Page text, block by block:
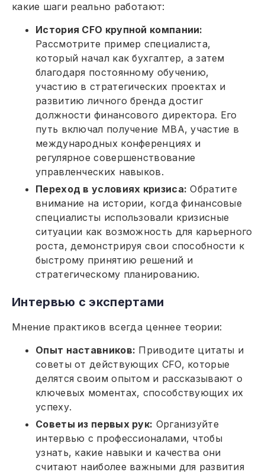
какие шаги реально работают:
История CFO крупной компании:
Рассмотрите пример специалиста,
который начал как бухгалтер, а затем
благодаря постоянному обучению,
участию в стратегических проектах и
развитию личного бренда достиг
должности финансового директора. Его
путь включал получение MBA, участие в
международных конференциях и
регулярное совершенствование
управленческих навыков.
Переход в условиях кризиса: Обратите
внимание на истории, когда финансовые
специалисты использовали кризисные
ситуации как возможность для карьерного
роста, демонстрируя свои способности к
быстрому принятию решений и
стратегическому планированию.
Интервью с экспертами
Мнение практиков всегда ценнее теории:
Опыт наставников: Приводите цитаты и
советы от действующих CFO, которые
делятся своим опытом и рассказывают о
ключевых моментах, способствующих их
успеху.
Советы из первых рук: Организуйте
интервью с профессионалами, чтобы
узнать, какие навыки и качества они
считают наиболее важными для развития